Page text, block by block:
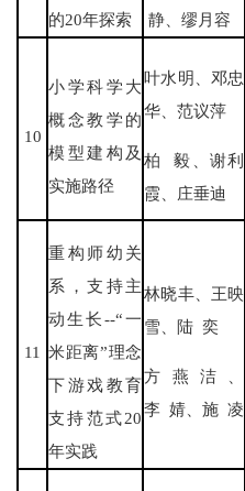
的20年探索
静、缪月容
10
小学科学大
概念教学的
模型建构及
实施路径
叶水明、邓忠
华、范议萍
柏 毅、谢利
霞、庄垂迪
11
重构师幼关
系，支持主
动生长--“一
米距离”理念
下游戏教育
支持范式20
年实践
林晓丰、王映
雪、陆 奕
方燕洁、
李 婧、施 凌